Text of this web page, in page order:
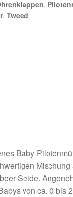
,
,Tweed
Baby-
Mischung
Seide.
von ca. 0 bis